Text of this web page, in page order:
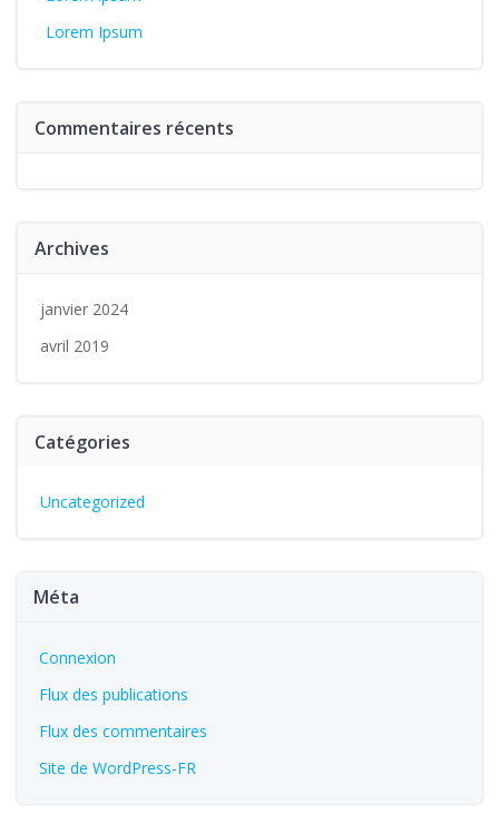
Lorem Ipsum
Commentaires récents
Archives
janvier 2024
avril 2019
Catégories
Uncategorized
Méta
Connexion
Flux des publications
Flux des commentaires
Site de WordPress-FR